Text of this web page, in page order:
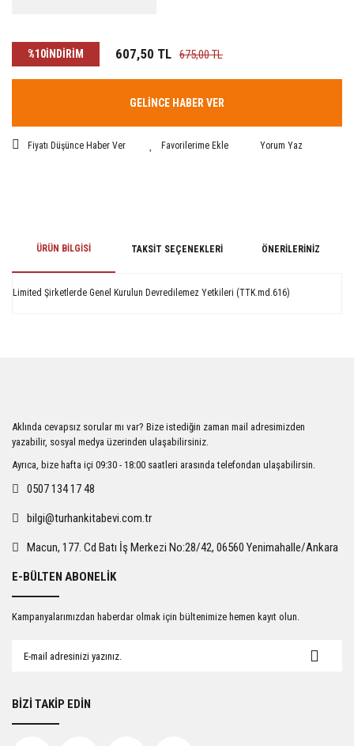
%10İNDİRİM 607,50 TL 675,00 TL
GELİNCE HABER VER
Fiyatı Düşünce Haber Ver Yorum Yaz
ÜRÜN BILGISI TAKSIT SEÇENEKLERI ÖNERILERINIZ
Limited Şirketlerde Genel Kurulun Devredilemez Yetkileri (TTK.md.616)
Ürün açıklamasında eksik bilgiler bulunuyor.
Ürün bilgilerinde hatalar bulunuyor.
Ürün fiyatı diğer sitelerden daha pahalı.
Gönder
Aklında cevapsız sorular mı var? Bize istediğin zaman mail adresimizden
yazabilir, sosyal medya üzerinden ulaşabilirsiniz.
Ayrıca, bize hafta içi 09:30 - 18:00 saatleri arasında telefondan ulaşabilirsin.
0507 134 17 48
bilgi@turhankitabevi.com.tr
Macun, 177. Cd Batı İş Merkezi No:28/42, 06560 Yenimahalle/Ankara
E-BÜLTEN ABONELİK
Kampanyalarımızdan haberdar olmak için bültenimize hemen kayıt olun.
BİZİ TAKİP EDİN